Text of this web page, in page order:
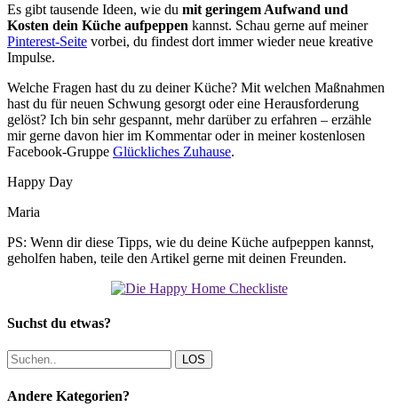
Es gibt tausende Ideen, wie du mit geringem Aufwand und
Kosten dein Küche aufpeppen kannst. Schau gerne auf meiner
Pinterest-Seite vorbei, du findest dort immer wieder neue kreative
Impulse.
Welche Fragen hast du zu deiner Küche? Mit welchen Maßnahmen
hast du für neuen Schwung gesorgt oder eine Herausforderung
gelöst? Ich bin sehr gespannt, mehr darüber zu erfahren – erzähle
mir gerne davon hier im Kommentar oder in meiner kostenlosen
Facebook-Gruppe Glückliches Zuhause.
Happy Day
Maria
PS: Wenn dir diese Tipps, wie du deine Küche aufpeppen kannst,
geholfen haben, teile den Artikel gerne mit deinen Freunden.
Suchst du etwas?
LOS
Andere Kategorien?